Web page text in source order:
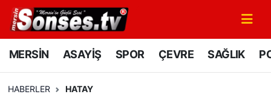
MERSİN ASAYİŞ SPOR ÇEVRE SAĞLIK
HABERLER HATAY
MERSİN
Mersin Nöbetçi Eczaneler